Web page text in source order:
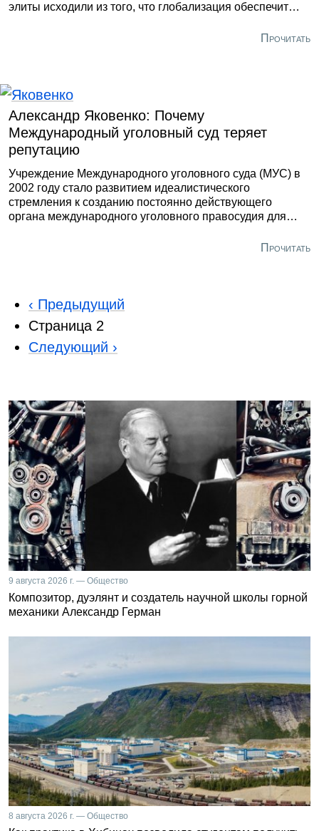
элиты исходили из того, что глобализация обеспечит
доминирования за счет поглощения «советского
«встроимся» в Запад, в котором произойдёт
Прочитать
Александр Яковенко: Почему
Международный уголовный суд теряет
репутацию
Учреждение Международного уголовного суда (МУС) в
2002 году стало развитием идеалистического
стремления к созданию постоянно действующего
органа международного уголовного правосудия для
международные преступления. Оно возникло еще вПрочитать
Нумерация
страниц
Предыдущая
страница
‹ Предыдущий
Страница 2
Следующая
Следующий ›
9 августа 2026 г. — Общество
Композитор, дуэлянт и создатель научной школы горной
механики Александр Герман
8 августа 2026 г. — Общество